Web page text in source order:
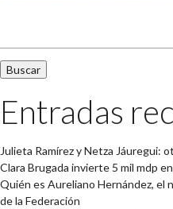
Entradas
Julieta Ramírez y Netza Jáuregui:
Clara Brugada invierte 5 mil mdp
Quién es Aureliano Hernández, el
de la Federación